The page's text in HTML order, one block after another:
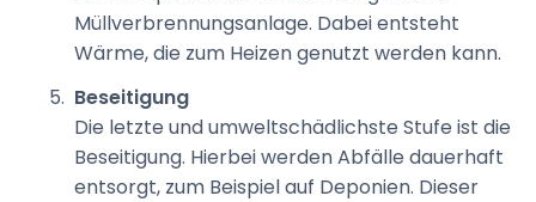
Müllverbrennungsanlage. Dabei entsteht
Wärme, die zum Heizen genutzt werden kann.
Beseitigung
Die letzte und umweltschädlichste Stufe ist die
Beseitigung. Hierbei werden Abfälle dauerhaft
entsorgt, zum Beispiel auf Deponien. Dieser